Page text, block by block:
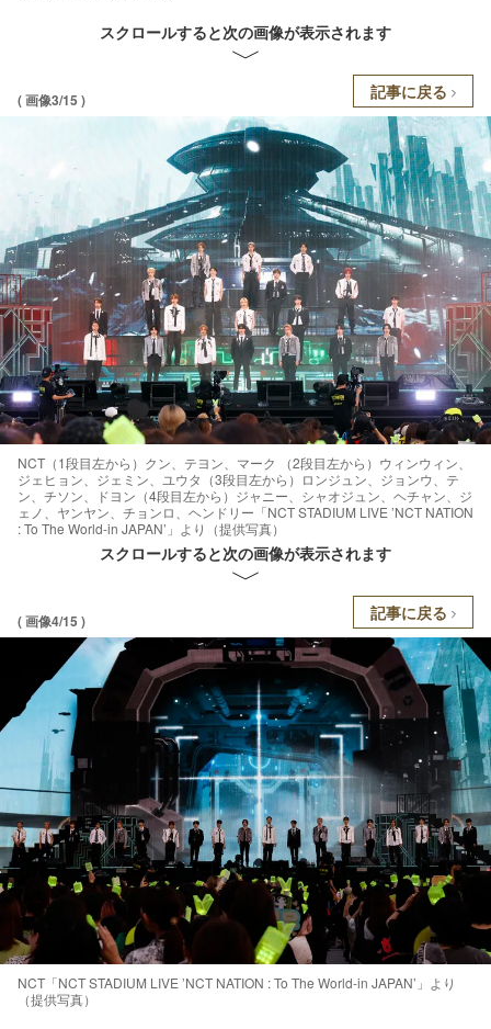
スクロールすると次の画像が表示されます
( 画像3/15 ) 記事に戻る
NCT（1段目左から）クン、テヨン、マーク （2段目左から）ウィンウィン、
ジェヒョン、ジェミン、ユウタ（3段目左から）ロンジュン、ジョンウ、テ
ン、チソン、ドヨン（4段目左から）ジャニー、シャオジュン、ヘチャン、ジ
ェノ、ヤンヤン、チョンロ、ヘンドリー「NCT STADIUM LIVE ’NCT NATION
: To The World-in JAPAN’」より（提供写真）
スクロールすると次の画像が表示されます
( 画像4/15 ) 記事に戻る
NCT「NCT STADIUM LIVE ’NCT NATION : To The World-in JAPAN’」より
（提供写真）